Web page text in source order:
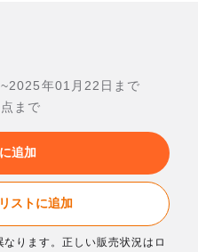
年01月22日まで
まで
追加
ストに追加
ります。正しい販売状況はロ